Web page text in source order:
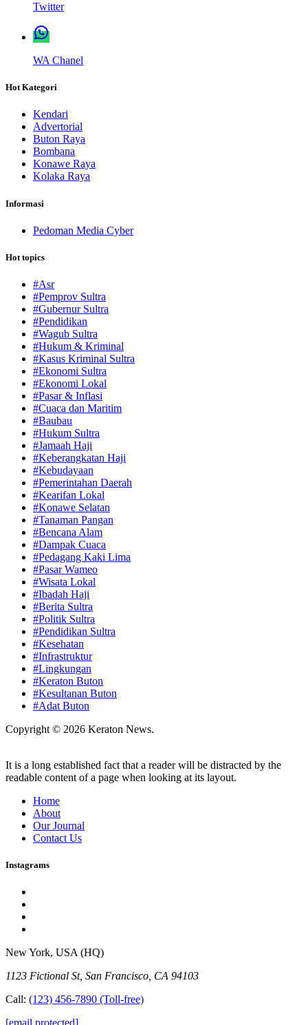
Twitter
WA Chanel
Hot Kategori
Kendari
Advertorial
Buton Raya
Bombana
Konawe Raya
Kolaka Raya
Informasi
Pedoman Media Cyber
Hot topics
#Asr
#Pemprov Sultra
#Gubernur Sultra
#Pendidikan
#Wagub Sultra
#Hukum & Kriminal
#Kasus Kriminal Sultra
#Ekonomi Sultra
#Ekonomi Lokal
#Pasar & Inflasi
#Cuaca dan Maritim
#Baubau
#Hukum Sultra
#Jamaah Haji
#Keberangkatan Haji
#Kebudayaan
#Pemerintahan Daerah
#Kearifan Lokal
#Konawe Selatan
#Tanaman Pangan
#Bencana Alam
#Dampak Cuaca
#Pedagang Kaki Lima
#Pasar Wameo
#Wisata Lokal
#Ibadah Haji
#Berita Sultra
#Politik Sultra
#Pendidikan Sultra
#Kesehatan
#Infrastruktur
#Lingkungan
#Keraton Buton
#Kesultanan Buton
#Adat Buton
Copyright © 2026 Keraton News.
It is a long established fact that a reader will be distracted by the
readable content of a page when looking at its layout.
Home
About
Our Journal
Contact Us
Instagrams
New York, USA (HQ)
1123 Fictional St, San Francisco, CA 94103
Call: (123) 456-7890 (Toll-free)